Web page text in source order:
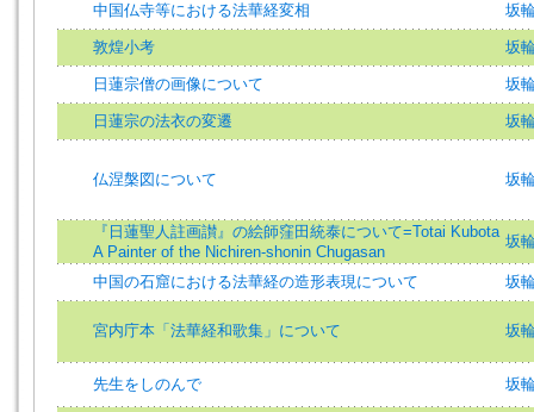
中国仏寺等における法華経変相 坂
敦煌小考 坂
日蓮宗僧の画像について 坂
日蓮宗の法衣の変遷 坂
仏涅槃図について 坂
『日蓮聖人註画讃』の絵師窪田統泰について=Totai Kubota
A Painter of the Nichiren-shonin Chugasan
坂
中国の石窟における法華経の造形表現について 坂
宮内庁本「法華経和歌集」について 坂
先生をしのんで 坂